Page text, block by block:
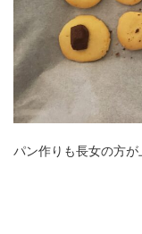
パン作りも長女の方